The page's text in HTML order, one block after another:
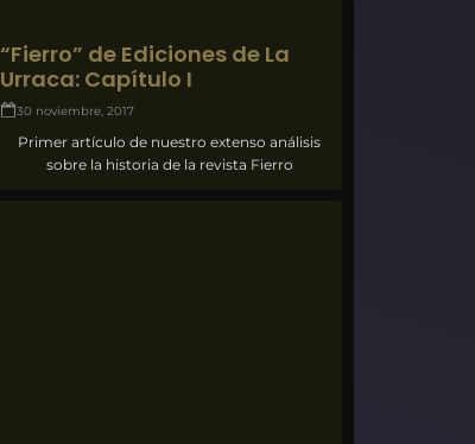
“Fierro” de Ediciones de La
Urraca: Capítulo I
30 noviembre, 2017
Primer artículo de nuestro extenso análisis
sobre la historia de la revista Fierro